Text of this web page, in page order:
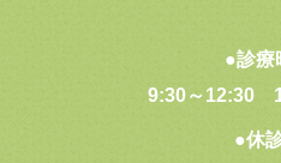
●診療
9:30～12:30
●休